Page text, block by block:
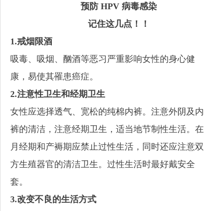
预防 HPV 病毒感染
记住这几点！！
1.戒烟限酒
吸毒、吸烟、酗酒等恶习严重影响女性的身心健
康，易使其罹患癌症。
2.注意性卫生和经期卫生
女性应选择透气、宽松的纯棉内裤。注意外阴及内
裤的清洁，注意经期卫生，适当地节制性生活。在
月经期和产褥期应禁止过性生活，同时还应注意双
方生殖器官的清洁卫生。过性生活时最好戴安全
套。
3.改变不良的生活方式